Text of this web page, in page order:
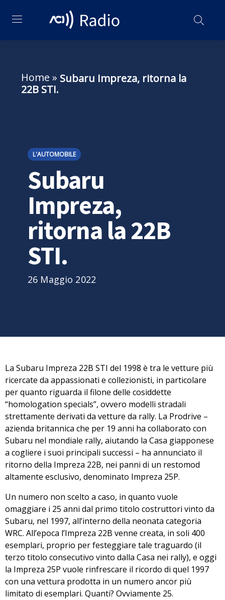
Home » Subaru Impreza, ritorna la
22B STI.
L'AUTOMOBILE
Subaru
Impreza,
ritorna la 22B
STI.
26 Maggio 2022
La Subaru Impreza 22B STI del 1998 è tra le vetture più
ricercate da appassionati e collezionisti, in particolare
per quanto riguarda il filone delle cosiddette
“homologation specials”, ovvero modelli stradali
strettamente derivati da vetture da rally. La Prodrive –
azienda britannica che per 19 anni ha collaborato con
Subaru nel mondiale rally, aiutando la Casa giapponese
a cogliere i suoi principali successi – ha annunciato il
ritorno della Impreza 22B, nei panni di un restomod
altamente esclusivo, denominato Impreza 25P.
Un numero non scelto a caso, in quanto vuole
omaggiare i 25 anni dal primo titolo costruttori vinto da
Subaru, nel 1997, all’interno della neonata categoria
WRC. All’epoca l’Impreza 22B venne creata, in soli 400
esemplari, proprio per festeggiare tale traguardo (il
terzo titolo consecutivo vinto dalla Casa nei rally), e oggi
la Impreza 25P vuole rinfrescare il ricordo di quel 1997
con una vettura prodotta in un numero ancor più
limitato di esemplari. Quanti? Ovviamente 25.